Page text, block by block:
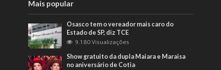
Mais popular
Osasco tem o vereador mais caro do
Estado de SP, diz TCE
9.180 Visualizações
Show gratuito da dupla Maiara e Maraisa
no aniversário de Cotia